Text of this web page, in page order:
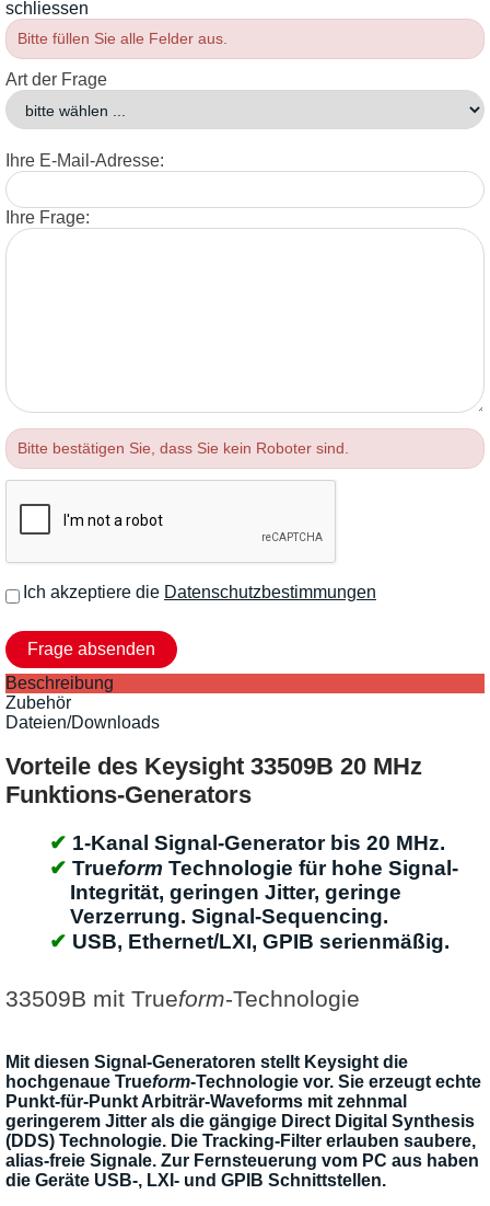
schliessen
Bitte füllen Sie alle Felder aus.
Art der Frage
Ihre E-Mail-Adresse:
Ihre Frage:
Bitte bestätigen Sie, dass Sie kein Roboter sind.
Ich akzeptiere die Datenschutzbestimmungen
Beschreibung
Zubehör
Dateien/Downloads
Vorteile des Keysight 33509B 20 MHz
Funktions-Generators
1-Kanal Signal-Generator bis 20 MHz.
Trueform Technologie für hohe Signal-
Integrität, geringen Jitter, geringe
Verzerrung. Signal-Sequencing.
USB, Ethernet/LXI, GPIB serienmäßig.
33509B mit Trueform-Technologie
Mit diesen Signal-Generatoren stellt Keysight die
hochgenaue Trueform-Technologie vor. Sie erzeugt echte
Punkt-für-Punkt Arbiträr-Waveforms mit zehnmal
geringerem Jitter als die gängige Direct Digital Synthesis
(DDS) Technologie. Die Tracking-Filter erlauben saubere,
alias-freie Signale. Zur Fernsteuerung vom PC aus haben
die Geräte USB-, LXI- und GPIB Schnittstellen.